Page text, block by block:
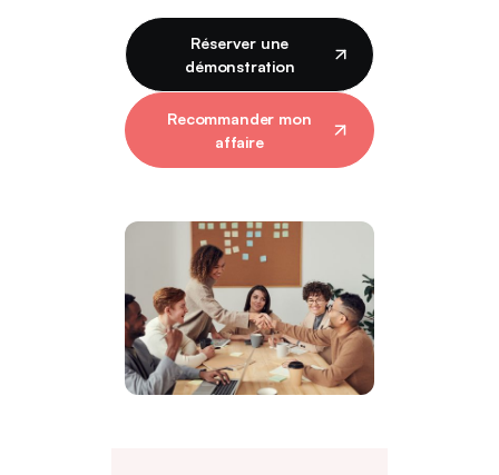
Réserver une
démonstration
Recommander mon
affaire